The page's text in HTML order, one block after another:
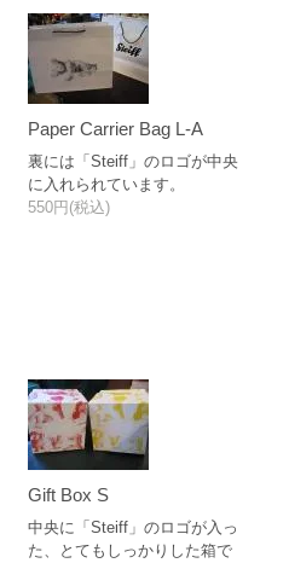
Paper Carrier Bag L-A
裏には「Steiff」のロゴが中央
に入れられています。
550円(税込)
Gift Box S
中央に「Steiff」のロゴが入っ
た、とてもしっかりした箱で